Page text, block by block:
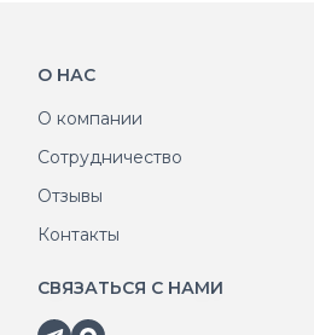
О НАС
О компании
Сотрудничество
Отзывы
Контакты
СВЯЗАТЬСЯ С НАМИ